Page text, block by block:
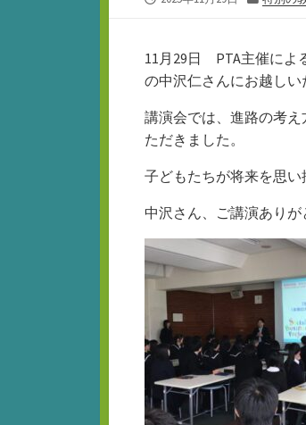
リ
ー
11月29日 PTA主催によ
の中沢仁さんにお越しい
講演会では、進路の考
ただきました。
子どもたちが将来を思い
中沢さん、ご講演ありが